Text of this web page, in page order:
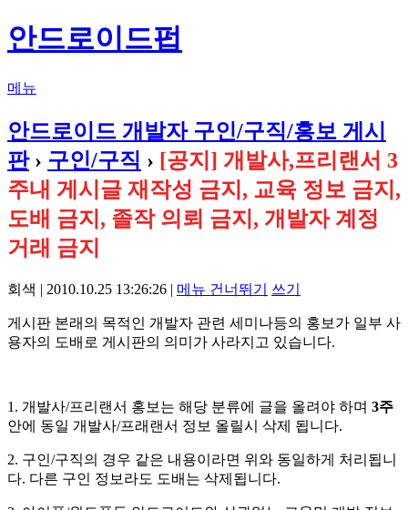
안드로이드펍
메뉴
안드로이드 개발자 구인/구직/홍보 게시
판› 구인/구직 › [공지] 개발사,프리랜서 3
주내 게시글 재작성 금지, 교육 정보 금지,
도배 금지, 졸작 의뢰 금지, 개발자 계정
거래 금지
회색 | 2010.10.25 13:26:26 | 메뉴 건너뛰기 쓰기
게시판 본래의 목적인 개발자 관련 세미나등의 홍보가 일부 사
용자의 도배로 게시판의 의미가 사라지고 있습니다.
1. 개발사/프리랜서 홍보는 해당 분류에 글을 올려야 하며 3주
안에 동일 개발사/프래랜서 정보 올릴시 삭제 됩니다.
2. 구인/구직의 경우 같은 내용이라면 위와 동일하게 처리됩니
다. 다른 구인 정보라도 도배는 삭제됩니다.